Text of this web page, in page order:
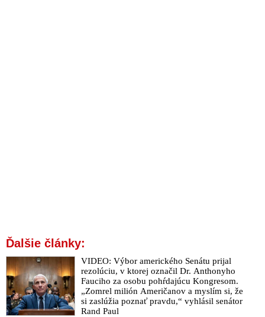
Ďalšie články:
VIDEO: Výbor amerického Senátu prijal
rezolúciu, v ktorej označil Dr. Anthonyho
Fauciho za osobu pohŕdajúcu Kongresom.
„Zomrel milión Američanov a myslím si, že
si zaslúžia poznať pravdu,“ vyhlásil senátor
Rand Paul